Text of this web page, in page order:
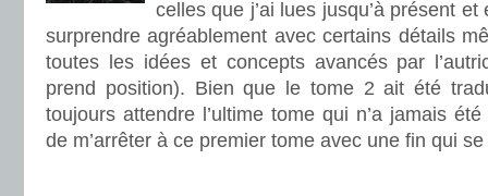
celles que j’ai lues jusqu’à présent
surprendre agréablement avec certains détails
toutes les idées et concepts avancés par
prend position). Bien que le tome 2 ait été
toujours attendre l’ultime tome qui n’a jamais
de m’arrêter à ce premier tome avec une fin qui